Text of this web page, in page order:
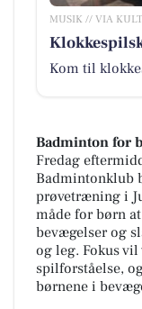
MUSIK // VIA
Kom til
Badminton for
Fredag
Badmintonklub
prøvetræning i
måde for børn
bevægelser og
og leg. Fokus
spilforståelse,
børnene i